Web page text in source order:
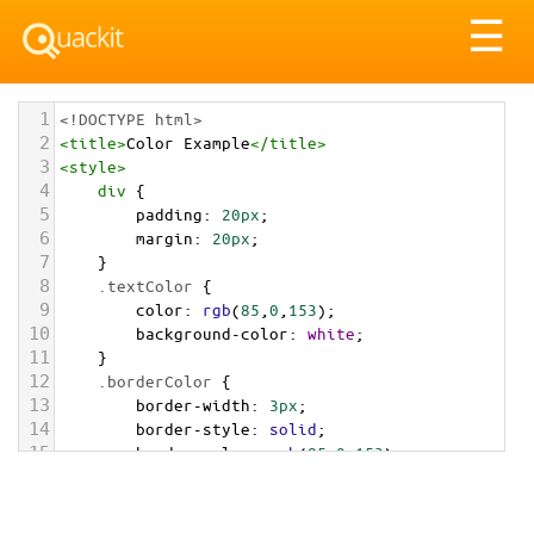
☰
1 <!DOCTYPE html>
2 <title>Color Example</title>
3 <style>
4 div {
5 padding: 20px;
6 margin: 20px;
7 }
8 .textColor {
9 color: rgb(85 0 153);
10 background-color: white;
11 }
12 .borderColor {
13 border-width: 3px;
14 border-style: solid;
15 border-color: rgb(85,0,153);